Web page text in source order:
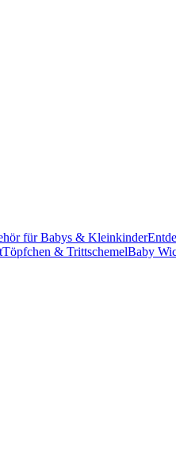
für Babys & Kleinkinder
Töpfchen & TrittschemelBaby